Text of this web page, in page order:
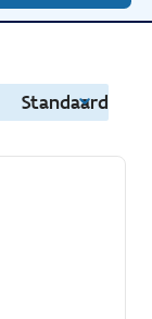
Standaard